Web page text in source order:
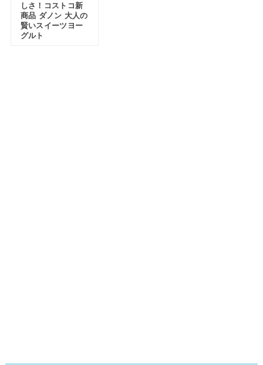
しさ！コストコ新
商品 ダノン 大人の
賢いスイーツヨー
グルト